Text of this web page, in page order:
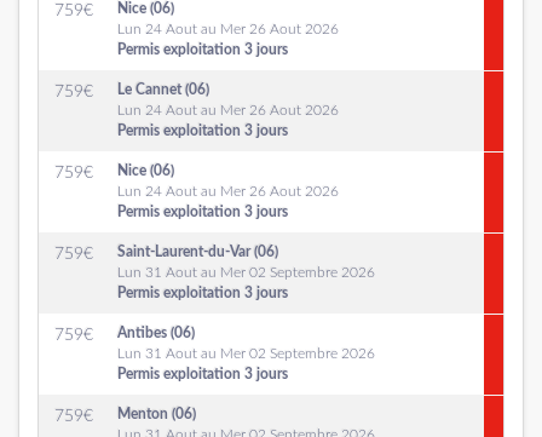
759€
Nice (06)
Lun 24 Aout au Mer 26 Aout 2026
Permis exploitation 3 jours
759€
Le Cannet (06)
Lun 24 Aout au Mer 26 Aout 2026
Permis exploitation 3 jours
759€
Nice (06)
Lun 24 Aout au Mer 26 Aout 2026
Permis exploitation 3 jours
759€
Saint-Laurent-du-Var (06)
Lun 31 Aout au Mer 02 Septembre 2026
Permis exploitation 3 jours
759€
Antibes (06)
Lun 31 Aout au Mer 02 Septembre 2026
Permis exploitation 3 jours
759€
Menton (06)